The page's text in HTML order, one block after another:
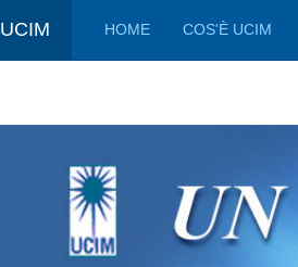
UCIM HOME COS'È UCIM